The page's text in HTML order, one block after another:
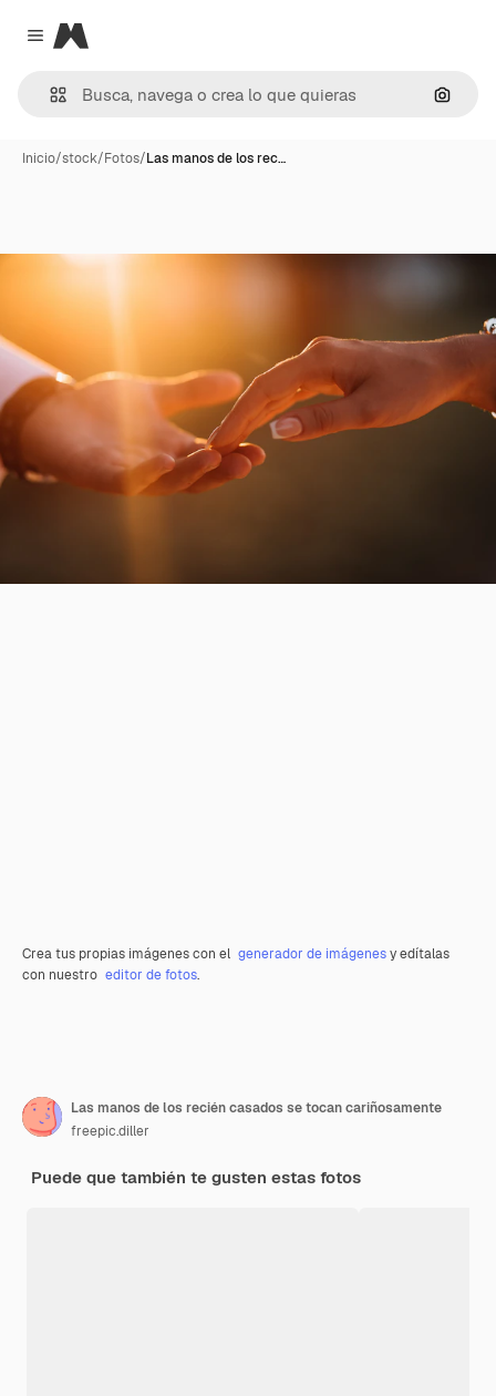
Close menu
Magnific
Inicio/stock/Fotos/Las manos de los rec…
Crea tus propias imágenes con el generador de imágenesy edítalas
con nuestro editor de fotos.
Las manos de los recién casados se tocan cariñosamente
freepic.diller
Puede que también te gusten estas fotos